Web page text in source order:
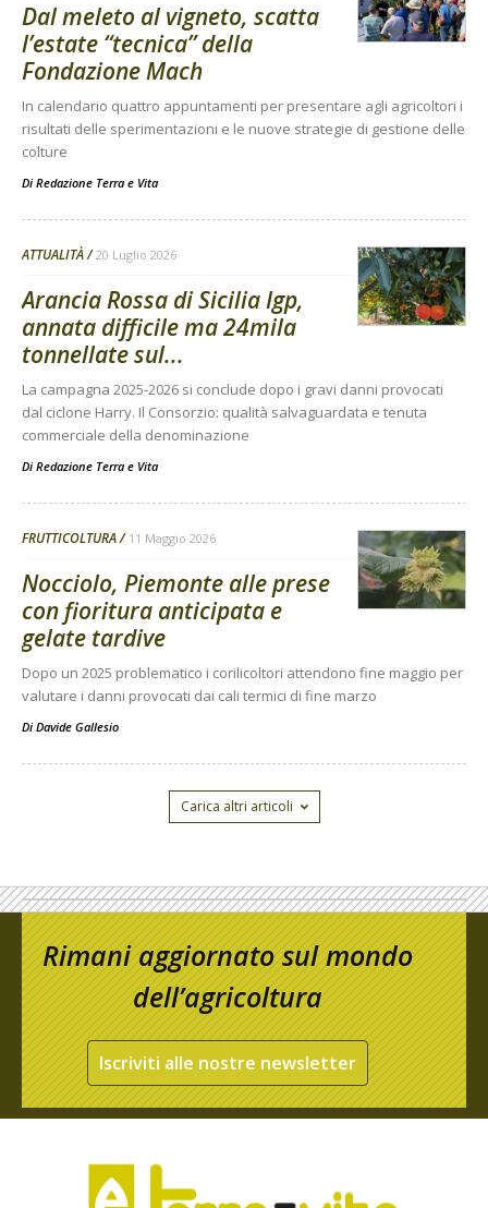
Dal meleto al vigneto, scatta
l’estate “tecnica” della
Fondazione Mach
In calendario quattro appuntamenti per presentare agli agricoltori i
risultati delle sperimentazioni e le nuove strategie di gestione delle
colture
Di Redazione Terra e Vita
ATTUALITÀ 20 Luglio 2026
Arancia Rossa di Sicilia Igp,
annata difficile ma 24mila
tonnellate sul...
La campagna 2025-2026 si conclude dopo i gravi danni provocati
dal ciclone Harry. Il Consorzio: qualità salvaguardata e tenuta
commerciale della denominazione
Di Redazione Terra e Vita
FRUTTICOLTURA 11 Maggio 2026
Nocciolo, Piemonte alle prese
con fioritura anticipata e
gelate tardive
Dopo un 2025 problematico i corilicoltori attendono fine maggio per
valutare i danni provocati dai cali termici di fine marzo
Di Davide Gallesio
Carica altri articoli
Rimani aggiornato sul mondo
dell’agricoltura
Iscriviti alle nostre newsletter